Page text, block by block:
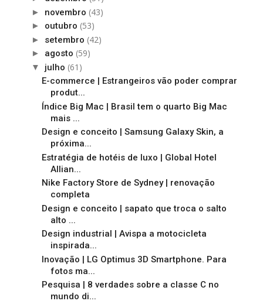
► novembro (43)
► outubro (53)
► setembro (42)
► agosto (59)
▼ julho (61)
E-commerce | Estrangeiros vão poder comprar
produt...
Índice Big Mac | Brasil tem o quarto Big Mac
mais ...
Design e conceito | Samsung Galaxy Skin, a
próxima...
Estratégia de hotéis de luxo | Global Hotel
Allian...
Nike Factory Store de Sydney | renovação
completa
Design e conceito | sapato que troca o salto
alto ...
Design industrial | Avispa a motocicleta
inspirada...
Inovação | LG Optimus 3D Smartphone. Para
fotos ma...
Pesquisa | 8 verdades sobre a classe C no
mundo di...